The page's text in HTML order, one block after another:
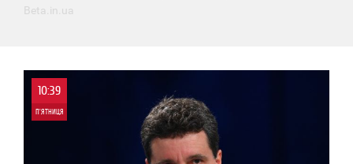
Beta.in.ua
10:39
П'ЯТНИЦЯ